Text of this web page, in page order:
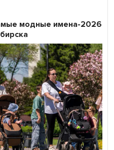
модные имена-2026